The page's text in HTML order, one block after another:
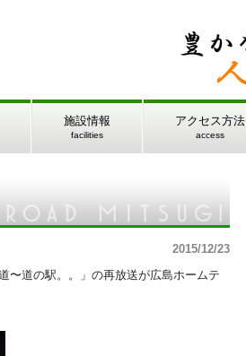
施設情報
facilities
アクセス方法
access
2015/12/23
〜道の駅。。」の再放送が広島ホームテ